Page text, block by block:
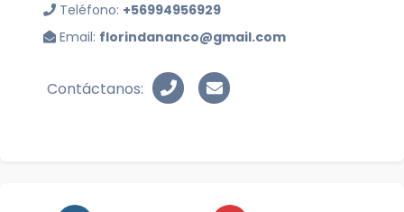
Teléfono: +56994956929
Email: florindananco@gmail.com
Contáctanos: